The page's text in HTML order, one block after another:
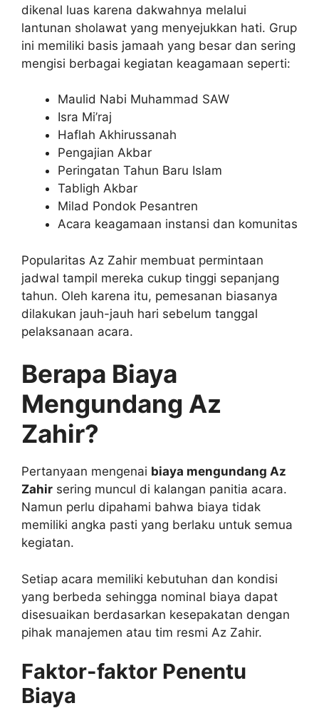
dikenal luas karena dakwahnya melalui
lantunan sholawat yang menyejukkan hati. Grup
ini memiliki basis jamaah yang besar dan sering
mengisi berbagai kegiatan keagamaan seperti:
Maulid Nabi Muhammad SAW
Isra Mi’raj
Haflah Akhirussanah
Pengajian Akbar
Peringatan Tahun Baru Islam
Tabligh Akbar
Milad Pondok Pesantren
Acara keagamaan instansi dan komunitas
Popularitas Az Zahir membuat permintaan
jadwal tampil mereka cukup tinggi sepanjang
tahun. Oleh karena itu, pemesanan biasanya
dilakukan jauh-jauh hari sebelum tanggal
pelaksanaan acara.
Berapa Biaya
Mengundang Az
Zahir?
Pertanyaan mengenai biaya mengundang Az
Zahir sering muncul di kalangan panitia acara.
Namun perlu dipahami bahwa biaya tidak
memiliki angka pasti yang berlaku untuk semua
kegiatan.
Setiap acara memiliki kebutuhan dan kondisi
yang berbeda sehingga nominal biaya dapat
disesuaikan berdasarkan kesepakatan dengan
pihak manajemen atau tim resmi Az Zahir.
Faktor-faktor Penentu
Biaya